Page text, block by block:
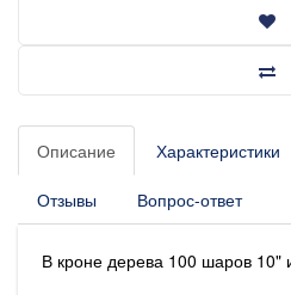
Описание Характеристики
Отзывы Вопрос-ответ
В кроне дерева 100 шаров 10"